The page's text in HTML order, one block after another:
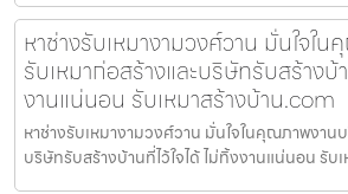
หาช่างรับเหมางามวงศ์วาน มั่นใจใ
รับเหมาก่อสร้างและบริษัทรับสร้างบ้
งานแน่นอน รับเหมาสร้างบ้าน.com
หาช่างรับเหมางามวงศ์วาน มั่นใจในคุณภาพงาน
บริษัทรับสร้างบ้านที่ไว้ใจได้ ไม่ทิ้งงานแน่นอน รับ